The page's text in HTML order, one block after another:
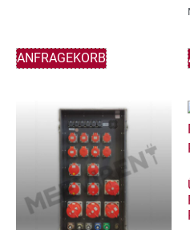
ANFRAGEKORB